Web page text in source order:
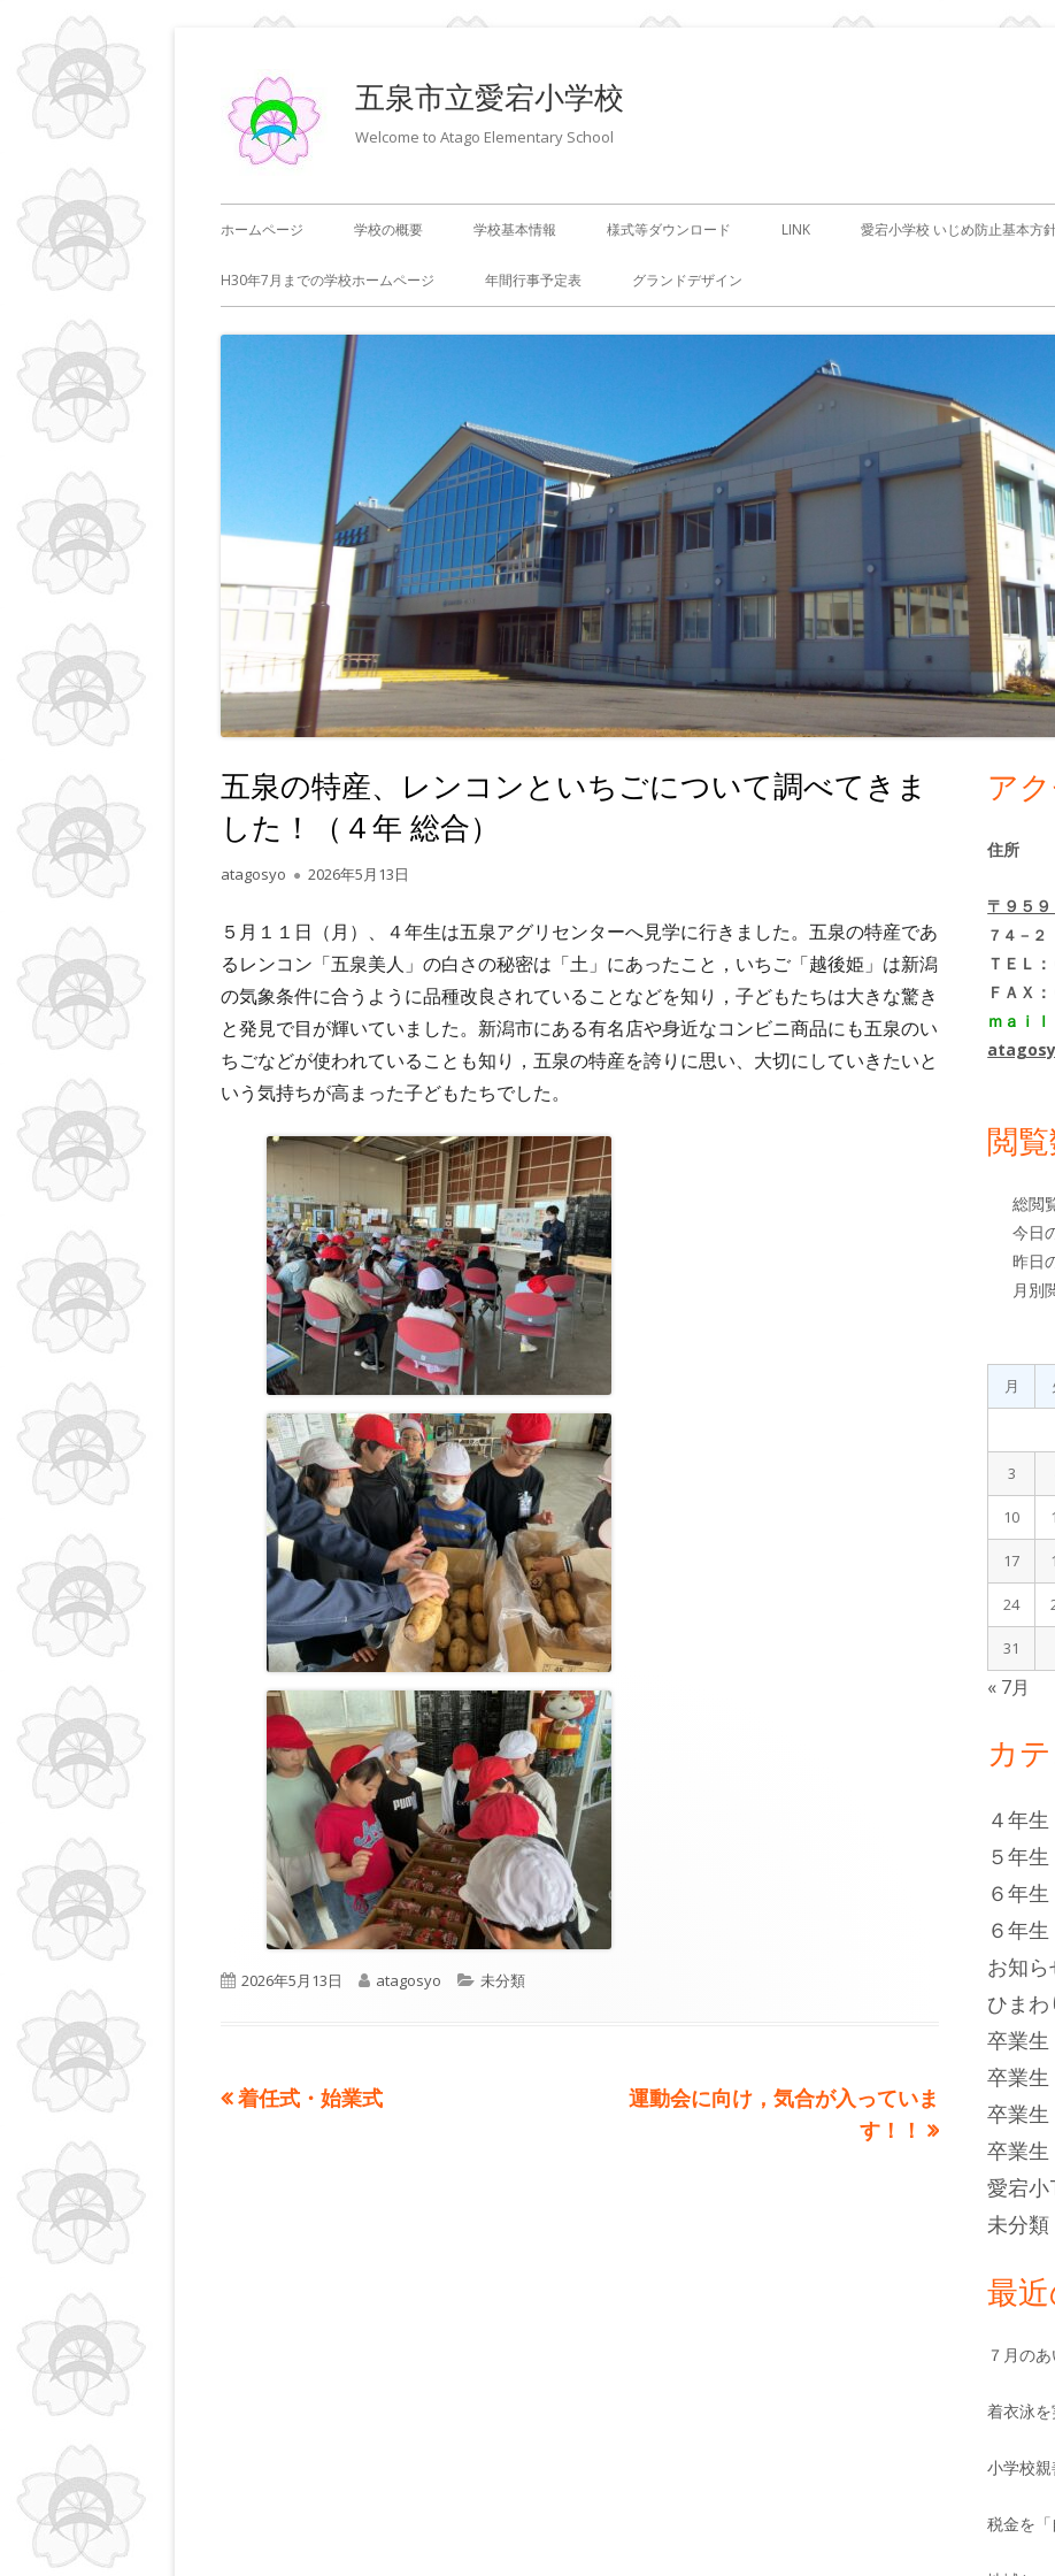
五泉市立愛宕小学校
Welcome to Atago Elementary School
メ
イ
ン
ニ
ー
ホームページ 学校の概要 学校基本情報 様式等ダウンロード LINK 愛宕小学校 いじめ防止基本方
H30年7月までの学校ホームページ 年間行事予定表 グランドデザイン
五泉の特産、レンコンといちごについて調べてきま
した！（４年 総合）
作
者
atagosyo
公
日
2026年5月13日
５月１１日（月）、４年生は五泉アグリセンターへ見学に行きました。五泉の特産であ
るレンコン「五泉美人」の白さの秘密は「土」にあったこと，いちご「越後姫」は新潟
の気象条件に合うように品種改良されていることなどを知り，子どもたちは大きな驚き
と発見で目が輝いていました。新潟市にある有名店や身近なコンビニ商品にも五泉のい
ちごなどが使われていることも知り，五泉の特産を誇りに思い、大切にしていきたいと
いう気持ちが高まった子どもたちでした。
公
2026年5月13日
作
atagosyo
カ
未分類
投前
着任式・始業式
次
運動会に向け，気合が入っていま
す！！
メ
イ
サ
イ
ド
ー
ア
住所
〒９５
７４－２
ＴＥＬ
ＦＡＸ
ｍａｉｌ
閲
総閲
今日
昨日
月別
月
3
10
17
24
31
« 7月
カ
４年
５年
６年
６年
お知ら
ひまわ
卒業生
卒業生
卒業生
卒業生
愛宕小
未分類
最
７月の
着衣泳
小学校
税金を